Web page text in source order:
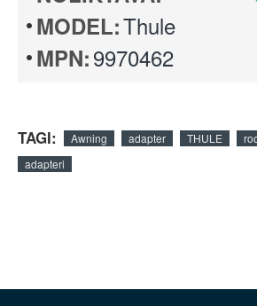
MODEL:Thule
MPN:9970462
TAGI: Awning adapter THULE
adapteri